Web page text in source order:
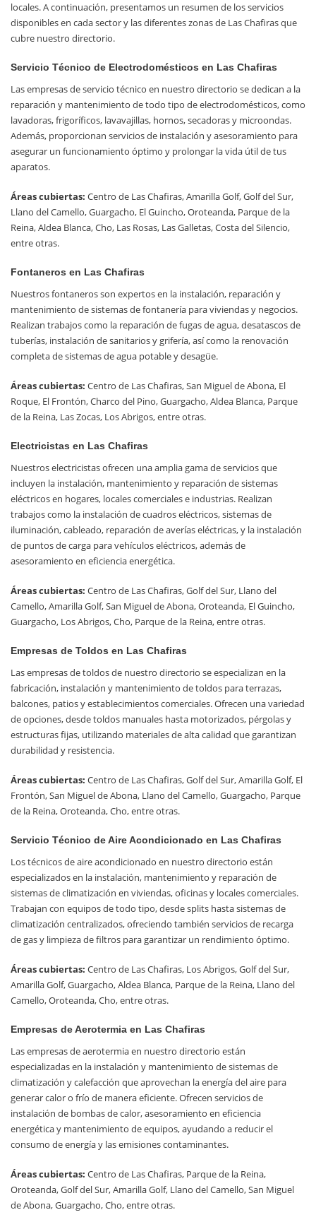
locales. A continuación, presentamos un resumen de los servicios
disponibles en cada sector y las diferentes zonas de Las Chafiras que
cubre nuestro directorio.
Servicio Técnico de Electrodomésticos en Las Chafiras
Las empresas de servicio técnico en nuestro directorio se dedican a la
reparación y mantenimiento de todo tipo de electrodomésticos, como
lavadoras, frigoríficos, lavavajillas, hornos, secadoras y microondas.
Además, proporcionan servicios de instalación y asesoramiento para
asegurar un funcionamiento óptimo y prolongar la vida útil de tus
aparatos.
Áreas cubiertas: Centro de Las Chafiras, Amarilla Golf, Golf del Sur,
Llano del Camello, Guargacho, El Guincho, Oroteanda, Parque de la
Reina, Aldea Blanca, Cho, Las Rosas, Las Galletas, Costa del Silencio,
entre otras.
Fontaneros en Las Chafiras
Nuestros fontaneros son expertos en la instalación, reparación y
mantenimiento de sistemas de fontanería para viviendas y negocios.
Realizan trabajos como la reparación de fugas de agua, desatascos de
tuberías, instalación de sanitarios y grifería, así como la renovación
completa de sistemas de agua potable y desagüe.
Áreas cubiertas: Centro de Las Chafiras, San Miguel de Abona, El
Roque, El Frontón, Charco del Pino, Guargacho, Aldea Blanca, Parque
de la Reina, Las Zocas, Los Abrigos, entre otras.
Electricistas en Las Chafiras
Nuestros electricistas ofrecen una amplia gama de servicios que
incluyen la instalación, mantenimiento y reparación de sistemas
eléctricos en hogares, locales comerciales e industrias. Realizan
trabajos como la instalación de cuadros eléctricos, sistemas de
iluminación, cableado, reparación de averías eléctricas, y la instalación
de puntos de carga para vehículos eléctricos, además de
asesoramiento en eficiencia energética.
Áreas cubiertas: Centro de Las Chafiras, Golf del Sur, Llano del
Camello, Amarilla Golf, San Miguel de Abona, Oroteanda, El Guincho,
Guargacho, Los Abrigos, Cho, Parque de la Reina, entre otras.
Empresas de Toldos en Las Chafiras
Las empresas de toldos de nuestro directorio se especializan en la
fabricación, instalación y mantenimiento de toldos para terrazas,
balcones, patios y establecimientos comerciales. Ofrecen una variedad
de opciones, desde toldos manuales hasta motorizados, pérgolas y
estructuras fijas, utilizando materiales de alta calidad que garantizan
durabilidad y resistencia.
Áreas cubiertas: Centro de Las Chafiras, Golf del Sur, Amarilla Golf, El
Frontón, San Miguel de Abona, Llano del Camello, Guargacho, Parque
de la Reina, Oroteanda, Cho, entre otras.
Servicio Técnico de Aire Acondicionado en Las Chafiras
Los técnicos de aire acondicionado en nuestro directorio están
especializados en la instalación, mantenimiento y reparación de
sistemas de climatización en viviendas, oficinas y locales comerciales.
Trabajan con equipos de todo tipo, desde splits hasta sistemas de
climatización centralizados, ofreciendo también servicios de recarga
de gas y limpieza de filtros para garantizar un rendimiento óptimo.
Áreas cubiertas: Centro de Las Chafiras, Los Abrigos, Golf del Sur,
Amarilla Golf, Guargacho, Aldea Blanca, Parque de la Reina, Llano del
Camello, Oroteanda, Cho, entre otras.
Empresas de Aerotermia en Las Chafiras
Las empresas de aerotermia en nuestro directorio están
especializadas en la instalación y mantenimiento de sistemas de
climatización y calefacción que aprovechan la energía del aire para
generar calor o frío de manera eficiente. Ofrecen servicios de
instalación de bombas de calor, asesoramiento en eficiencia
energética y mantenimiento de equipos, ayudando a reducir el
consumo de energía y las emisiones contaminantes.
Áreas cubiertas: Centro de Las Chafiras, Parque de la Reina,
Oroteanda, Golf del Sur, Amarilla Golf, Llano del Camello, San Miguel
de Abona, Guargacho, Cho, entre otras.